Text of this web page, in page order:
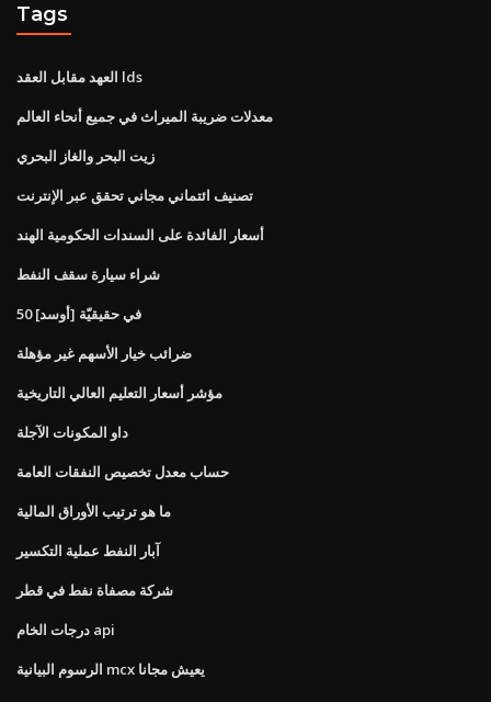
Tags
العهد مقابل العقد lds
معدلات ضريبة الميراث في جميع أنحاء العالم
زيت البحر والغاز البحري
تصنيف ائتماني مجاني تحقق عبر الإنترنت
أسعار الفائدة على السندات الحكومية الهند
شراء سيارة سقف النفط
50 [أوسد] في حقيقيّة
ضرائب خيار الأسهم غير مؤهلة
مؤشر أسعار التعليم العالي التاريخية
داو المكونات الآجلة
حساب معدل تخصيص النفقات العامة
ما هو ترتيب الأوراق المالية
آبار النفط عملية التكسير
شركة مصفاة نفط في قطر
درجات الخام api
الرسوم البيانية mcx يعيش مجانا